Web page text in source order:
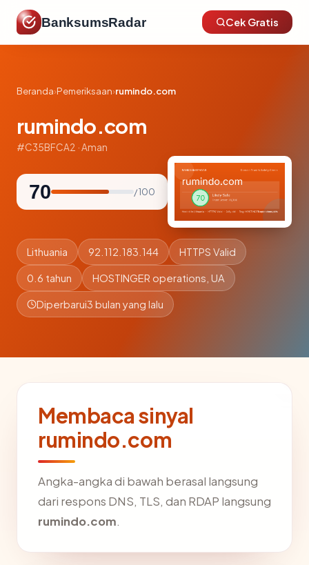
BanksumsRadar Cek Gratis
Beranda›Pemeriksaan›rumindo.com
rumindo.com
#C35BFCA2 · Aman
70 / 100
Lithuania 92.112.183.144 HTTPS Valid
0.6 tahun HOSTINGER operations, UA
Diperbarui3 bulan yang lalu
Membaca sinyal
rumindo.com
Angka-angka di bawah berasal langsung
dari respons DNS, TLS, dan RDAP langsung
rumindo.com.